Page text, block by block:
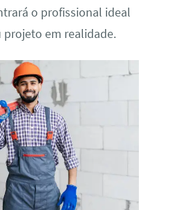
o profissional ideal
em realidade.